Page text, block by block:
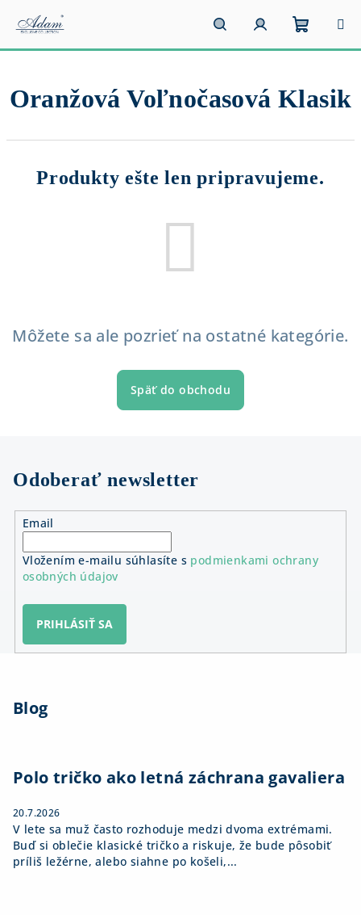
obsah
HľadaťPrihlásenie
košík
Oranžová Voľnočasová Klasik
Produkty ešte len pripravujeme.
Môžete sa ale pozrieť na ostatné kategórie.
Späť do obchodu
Odoberať newsletter
Email
Vložením e-mailu súhlasíte s podmienkami ochrany
osobných údajov
PRIHLÁSIŤ SA
Blog
Polo tričko ako letná záchrana gavaliera
20.7.2026
V lete sa muž často rozhoduje medzi dvoma extrémami.
Buď si oblečie klasické tričko a riskuje, že bude pôsobiť
príliš ležérne, alebo siahne po košeli,...